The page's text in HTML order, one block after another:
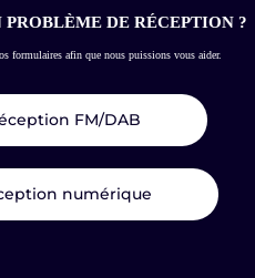
PROBLÈME DE RÉCEPTION ?
formulaires afin que nous puissions vous aider.
FM/DAB
numérique